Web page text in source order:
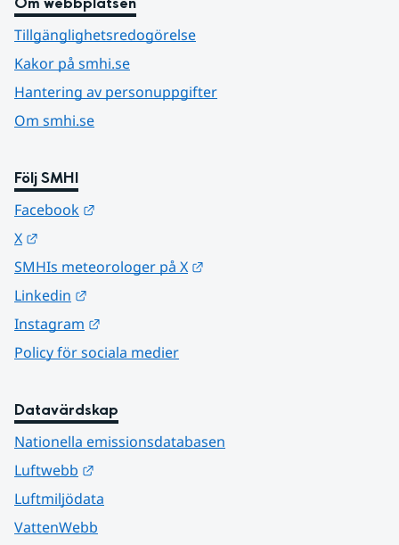
Tillgänglighetsredogörelse
Kakor på smhi.se
Hantering av personuppgifter
Om smhi.se
Följ SMHI
Facebook
X
SMHIs meteorologer på X
Linkedin
Instagram
Policy för sociala medier
Datavärdskap
Nationella emissionsdatabasen
Luftwebb
Luftmiljödata
VattenWebb